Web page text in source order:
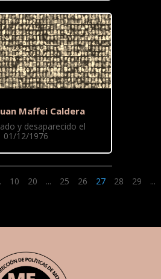
Maffei Caldera
y desaparecido el
01/12/1976
10 20 ... 25 26 27 28 29 ...